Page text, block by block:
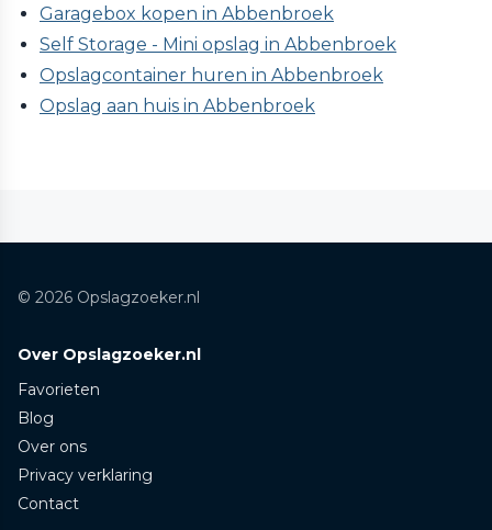
Garagebox kopen in Abbenbroek
Self Storage - Mini opslag in Abbenbroek
Opslagcontainer huren in Abbenbroek
Opslag aan huis in Abbenbroek
© 2026 Opslagzoeker.nl
Over Opslagzoeker.nl
Favorieten
Blog
Over ons
Privacy verklaring
Contact